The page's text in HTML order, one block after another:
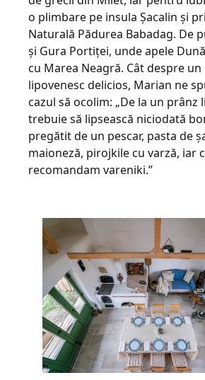
o plimbare pe insula Șacalin și
Naturală Pădurea Babadag. De
și Gura Portiței, unde apele
cu Marea Neagră. Cât despre un
lipovenesc delicios, Marian ne
cazul să ocolim: „De la un prânz
trebuie să lipsească niciodată
pregătit de un pescar, pasta de
maioneză, pirojkile cu varză, iar
recomandam vareniki.”